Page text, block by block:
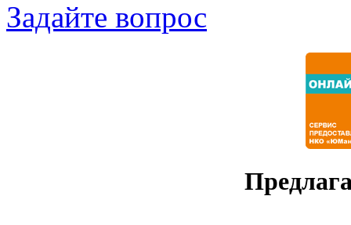
Задайте вопрос